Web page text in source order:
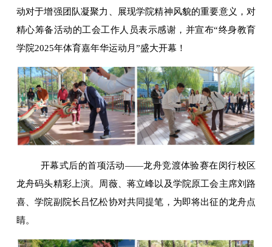
动对于增强团队凝聚力、展现学院精神风貌的重要意义，对
精心筹备活动的工会工作人员表示感谢，并宣布“终身教育
学院2025年体育嘉年华运动月”盛大开幕！
开幕式后的首项活动——龙舟竞渡体验赛在闵行校区
龙舟码头精彩上演。周薇、蒋立峰以及学院原工会主席刘路
喜、学院副院长吕忆松协对共同提笔，为即将出征的龙舟点
睛。